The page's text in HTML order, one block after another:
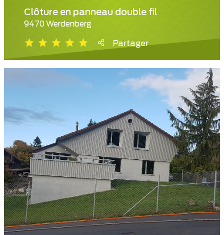
Clôture en panneau double fil
9470 Werdenberg
Partager